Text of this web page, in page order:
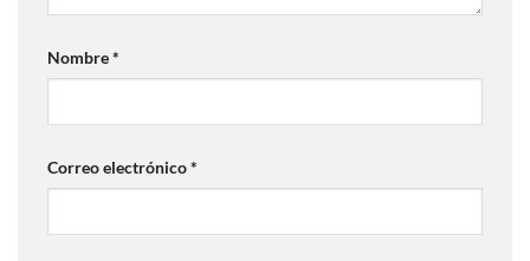
Nombre*
Correo electrónico*